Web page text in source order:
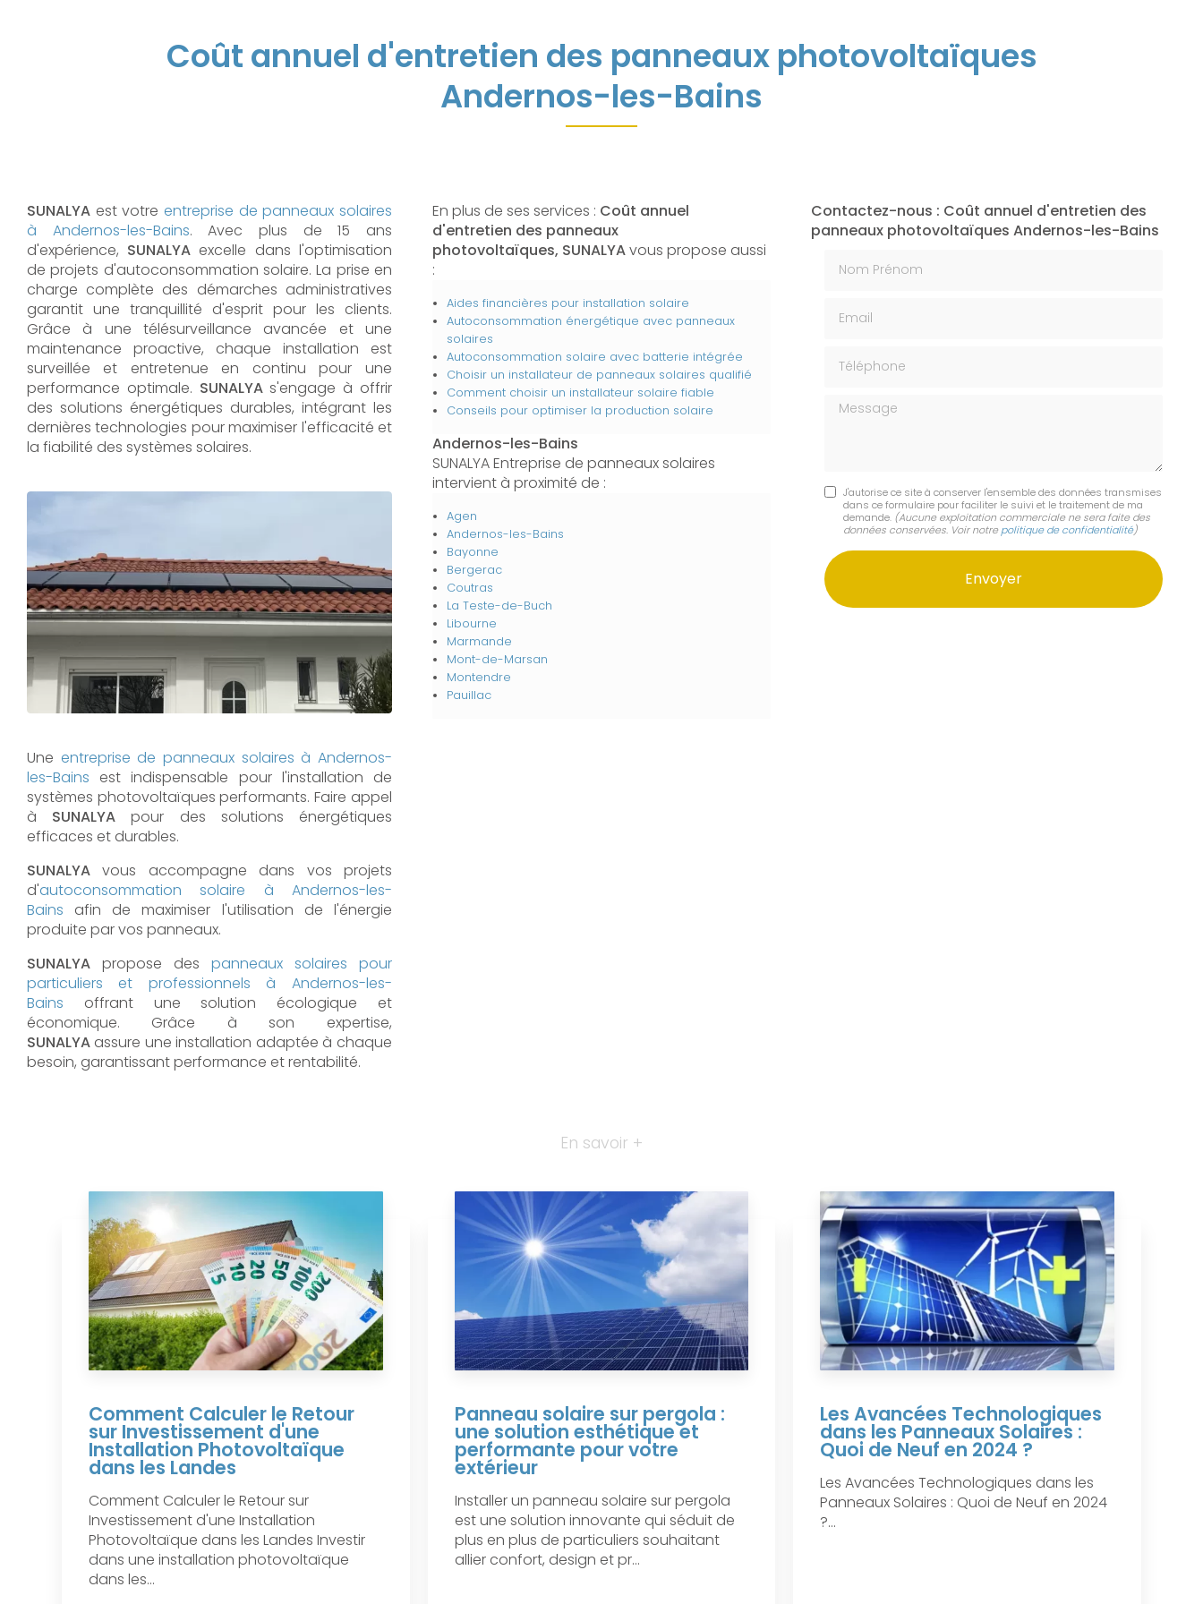
Coût annuel d'entretien des panneaux photovoltaïques
Andernos-les-Bains
SUNALYA est votre entreprise de panneaux solaires
à Andernos-les-Bains. Avec plus de 15 ans
d'expérience, SUNALYA excelle dans l'optimisation
de projets d'autoconsommation solaire. La prise en
charge complète des démarches administratives
garantit une tranquillité d'esprit pour les clients.
Grâce à une télésurveillance avancée et une
maintenance proactive, chaque installation est
surveillée et entretenue en continu pour une
performance optimale. SUNALYAs'engage à offrir
des solutions énergétiques durables, intégrant les
dernières technologies pour maximiser l'efficacité et
la fiabilité des systèmes solaires.
Une entreprise de panneaux solaires à Andernos-
les-Bains est indispensable pour l'installation de
systèmes photovoltaïques performants. Faire appel
à SUNALYA pour des solutions énergétiques
efficaces et durables.
SUNALYA vous accompagne dans vos projets
d'autoconsommation solaire à Andernos-les-
Bains afin de maximiser l'utilisation de l'énergie
produite par vos panneaux.
SUNALYA propose des panneaux solaires pour
particuliers et professionnels à Andernos-les-
Bains offrant une solution écologique et
économique. Grâce à son expertise,
SUNALYA assure une installation adaptée à chaque
besoin, garantissant performance et rentabilité.
En plus de ses services : Coût annuel
d'entretien des panneaux
photovoltaïques, SUNALYAvous propose aussi
:
Aides financières pour installation solaire
Autoconsommation énergétique avec panneaux
solaires
Autoconsommation solaire avec batterie intégrée
Choisir un installateur de panneaux solaires qualifié
Comment choisir un installateur solaire fiable
Conseils pour optimiser la production solaire
Andernos-les-Bains
SUNALYA Entreprise de panneaux solaires
intervient à proximité de :
Agen
Andernos-les-Bains
Bayonne
Bergerac
Coutras
La Teste-de-Buch
Libourne
Marmande
Mont-de-Marsan
Montendre
Pauillac
Contactez-nous : Coût annuel d'entretien des
panneaux photovoltaïques Andernos-les-Bains
Message
J'autorise ce site à conserver l'ensemble des données transmises
dans ce formulaire pour faciliter le suivi et le traitement de ma
demande. (Aucune exploitation commerciale ne sera faite des
données conservées. Voir notre politique de confidentialité)
En savoir +
Comment Calculer le Retour
sur Investissement d'une
Installation Photovoltaïque
dans les Landes
Comment Calculer le Retour sur
Investissement d'une Installation
Photovoltaïque dans les Landes Investir
dans une installation photovoltaïque
dans les...
Panneau solaire sur pergola :
une solution esthétique et
performante pour votre
extérieur
Installer un panneau solaire sur pergola
est une solution innovante qui séduit de
plus en plus de particuliers souhaitant
allier confort, design et pr...
Les Avancées Technologiques
dans les Panneaux Solaires :
Quoi de Neuf en 2024 ?
Les Avancées Technologiques dans les
Panneaux Solaires : Quoi de Neuf en 2024
?...